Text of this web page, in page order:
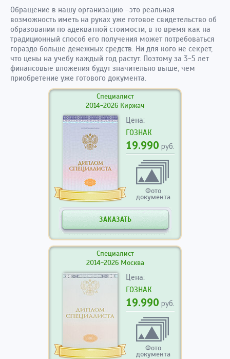
Обращение в нашу организацию –это реальная
возможность иметь на руках уже готовое свидетельство об
образовании по адекватной стоимости, в то время как на
традиционный способ его получения может потребоваться
гораздо больше денежных средств. Ни для кого не секрет,
что цены на учебу каждый год растут. Поэтому за 3-5 лет
финансовые вложения будут значительно выше, чем
приобретение уже готового документа.
Специалист
2014-2026 Киржач
Цена:
ГОЗНАК
19.990 руб.
Фото
документа
ЗАКАЗАТЬ
Специалист
2014-2026 Москва
Цена:
ГОЗНАК
19.990 руб.
Фото
документа